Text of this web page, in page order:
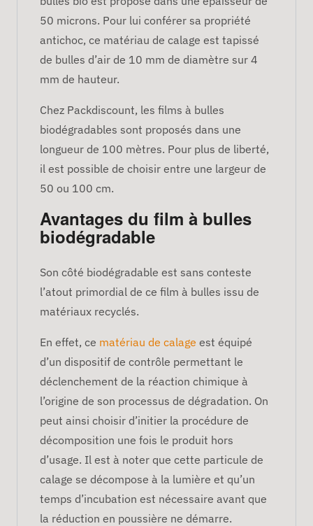
50 microns. Pour lui conférer sa propriété
antichoc, ce matériau de calage est tapissé
de bulles d’air de 10 mm de diamètre sur 4
mm de hauteur.
Chez Packdiscount, les films à bulles
biodégradables sont proposés dans une
longueur de 100 mètres. Pour plus de liberté,
il est possible de choisir entre une largeur de
50 ou 100 cm.
Avantages du film à bulles
biodégradable
Son côté biodégradable est sans conteste
l’atout primordial de ce film à bulles issu de
matériaux recyclés.
En effet, ce matériau de calage est équipé
d’un dispositif de contrôle permettant le
déclenchement de la réaction chimique à
l’origine de son processus de dégradation. On
peut ainsi choisir d’initier la procédure de
décomposition une fois le produit hors
d’usage. Il est à noter que cette particule de
calage se décompose à la lumière et qu’un
temps d’incubation est nécessaire avant que
la réduction en poussière ne démarre.